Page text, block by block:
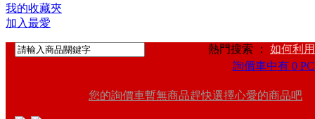
我的收藏夾
加入最愛
熱門搜索 ： 如何利
詢價車中有 0
您的詢價車暫無商品趕快選擇心愛的商品吧